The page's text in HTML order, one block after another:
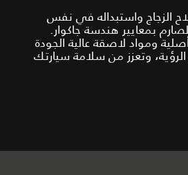
الزجاج واستبداله في نفس
بمعايير هندسة جاكوار.
ومواد لاصقة عالية الجودة
وتعزز من سلامة سيارتك